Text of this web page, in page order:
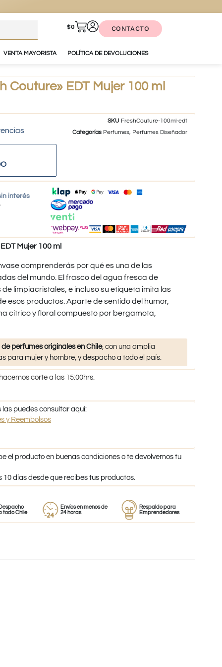
$0 CONTACTO
VENTA MAYORISTA POLÍTICA DE DEVOLUCIONES
Couture» EDT Mujer 100 ml
SKU FreshCouture-100ml-edt
Categorías Perfumes, Perfumes Diseñador
interés
Mujer 100 ml
comprenderás por qué es una de las
del mundo. El frasco del agua fresca de
de limpiacristales, e incluso su etiqueta imita las
esos productos. Aparte de sentido del humor,
cítrico y floral compuesto por bergamota,
perfumes originales en Chile, con una amplia
para mujer y hombre, y despacho a todo el país.
corte a las 15:00hrs.
puedes consultar aquí:
y Reembolsos
el producto en buenas condiciones o te devolvemos tu
10 días desde que recibes tus productos.
Envíos en menos de
24 horas
Respaldo para
Emprendedores